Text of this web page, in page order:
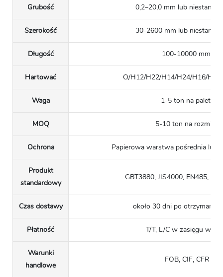
Grubość 0,2–20,0 mm lub
Szerokość 30-2600 mm lub
Długość 100-10000 mm
Hartować O/H12/H22/H14/H24/H16/
Waga 1-5 ton na paletę
MOQ 5-10 ton na rozmiar
Ochrona Papierowa warstwa pośrednia lub
Produkt
standardowy
GBT3880, JIS4000, EN485,
Czas dostawy około 30 dni po otrzymaniu
Płatność T/T, L/C w zasięgu
Warunki
handlowe
FOB, CIF, CFR